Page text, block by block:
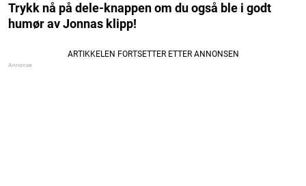
Trykk nå på dele-knappen om du også ble i godt
humør av Jonnas klipp!